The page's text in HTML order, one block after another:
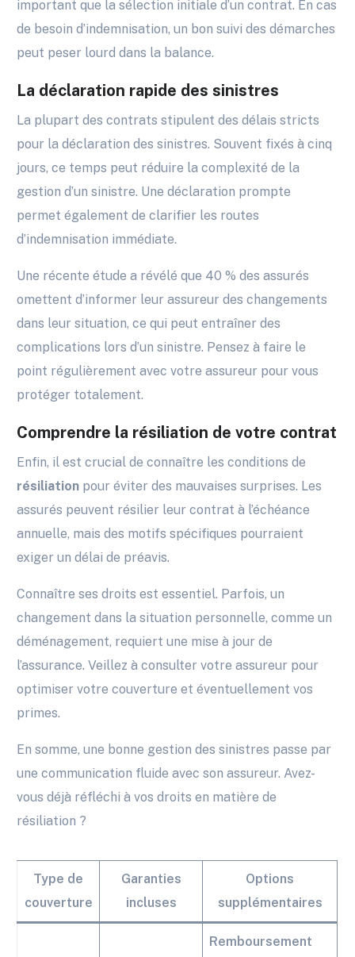
important que la sélection initiale d’un contrat. En cas
de besoin d’indemnisation, un bon suivi des démarches
peut peser lourd dans la balance.
La déclaration rapide des sinistres
La plupart des contrats stipulent des délais stricts
pour la déclaration des sinistres. Souvent fixés à cinq
jours, ce temps peut réduire la complexité de la
gestion d’un sinistre. Une déclaration prompte
permet également de clarifier les routes
d’indemnisation immédiate.
Une récente étude a révélé que 40 % des assurés
omettent d’informer leur assureur des changements
dans leur situation, ce qui peut entraîner des
complications lors d’un sinistre. Pensez à faire le
point régulièrement avec votre assureur pour vous
protéger totalement.
Comprendre la résiliation de votre contrat
Enfin, il est crucial de connaître les conditions de
résiliation pour éviter des mauvaises surprises. Les
assurés peuvent résilier leur contrat à l’échéance
annuelle, mais des motifs spécifiques pourraient
exiger un délai de préavis.
Connaître ses droits est essentiel. Parfois, un
changement dans la situation personnelle, comme un
déménagement, requiert une mise à jour de
l’assurance. Veillez à consulter votre assureur pour
optimiser votre couverture et éventuellement vos
primes.
En somme, une bonne gestion des sinistres passe par
une communication fluide avec son assureur. Avez-
vous déjà réfléchi à vos droits en matière de
résiliation ?
Type de
couverture
Garanties
incluses
Options
supplémentaires
Remboursement